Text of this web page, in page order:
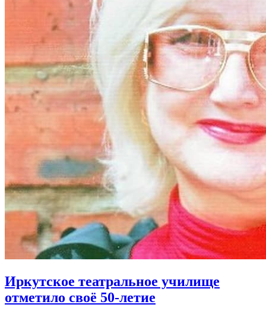
Иркутское театральное училище
отметило своё 50-летие